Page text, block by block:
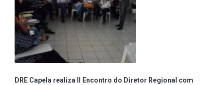
DRE Capela realiza II Encontro do Diretor Regional com